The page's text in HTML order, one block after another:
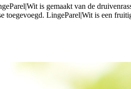
is gemaakt van de
LingeParel|Wit is een